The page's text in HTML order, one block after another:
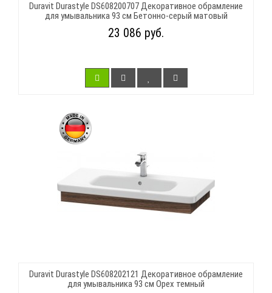
Duravit Durastyle DS608200707 Декоративное обрамление
для умывальника 93 см Бетонно-серый матовый
23 086 руб.
Duravit Durastyle DS608202121 Декоративное обрамление
для умывальника 93 см Орех темный